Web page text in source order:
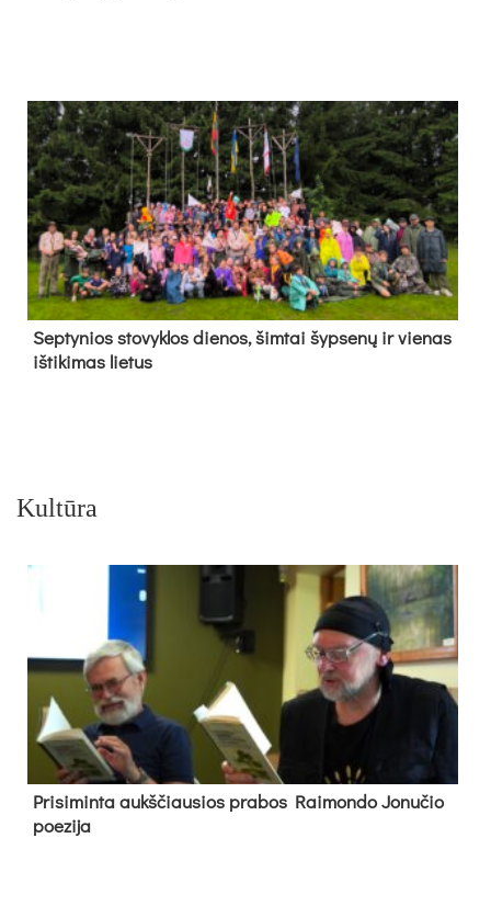
Sep­ty­nios sto­vyk­los die­nos, šim­tai šyp­se­nų ir vie­nas
iš­ti­ki­mas lie­tus
Kultūra
Pri­si­min­ta aukš­čiau­sios pra­bos Rai­mon­do Jo­nu­čio
poe­zi­ja